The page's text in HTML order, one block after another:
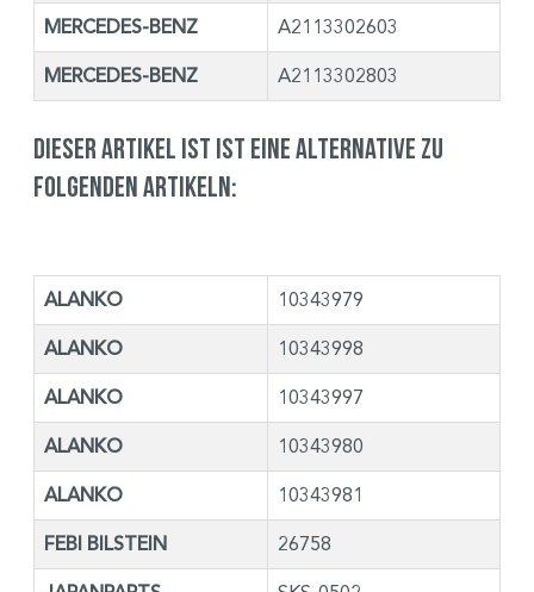
MERCEDES-BENZ A2113302603
MERCEDES-BENZ A2113302803
Dieser Artikel ist ist eine Alternative zu
folgenden Artikeln:
ALANKO 10343979
ALANKO 10343998
ALANKO 10343997
ALANKO 10343980
ALANKO 10343981
FEBI BILSTEIN 26758